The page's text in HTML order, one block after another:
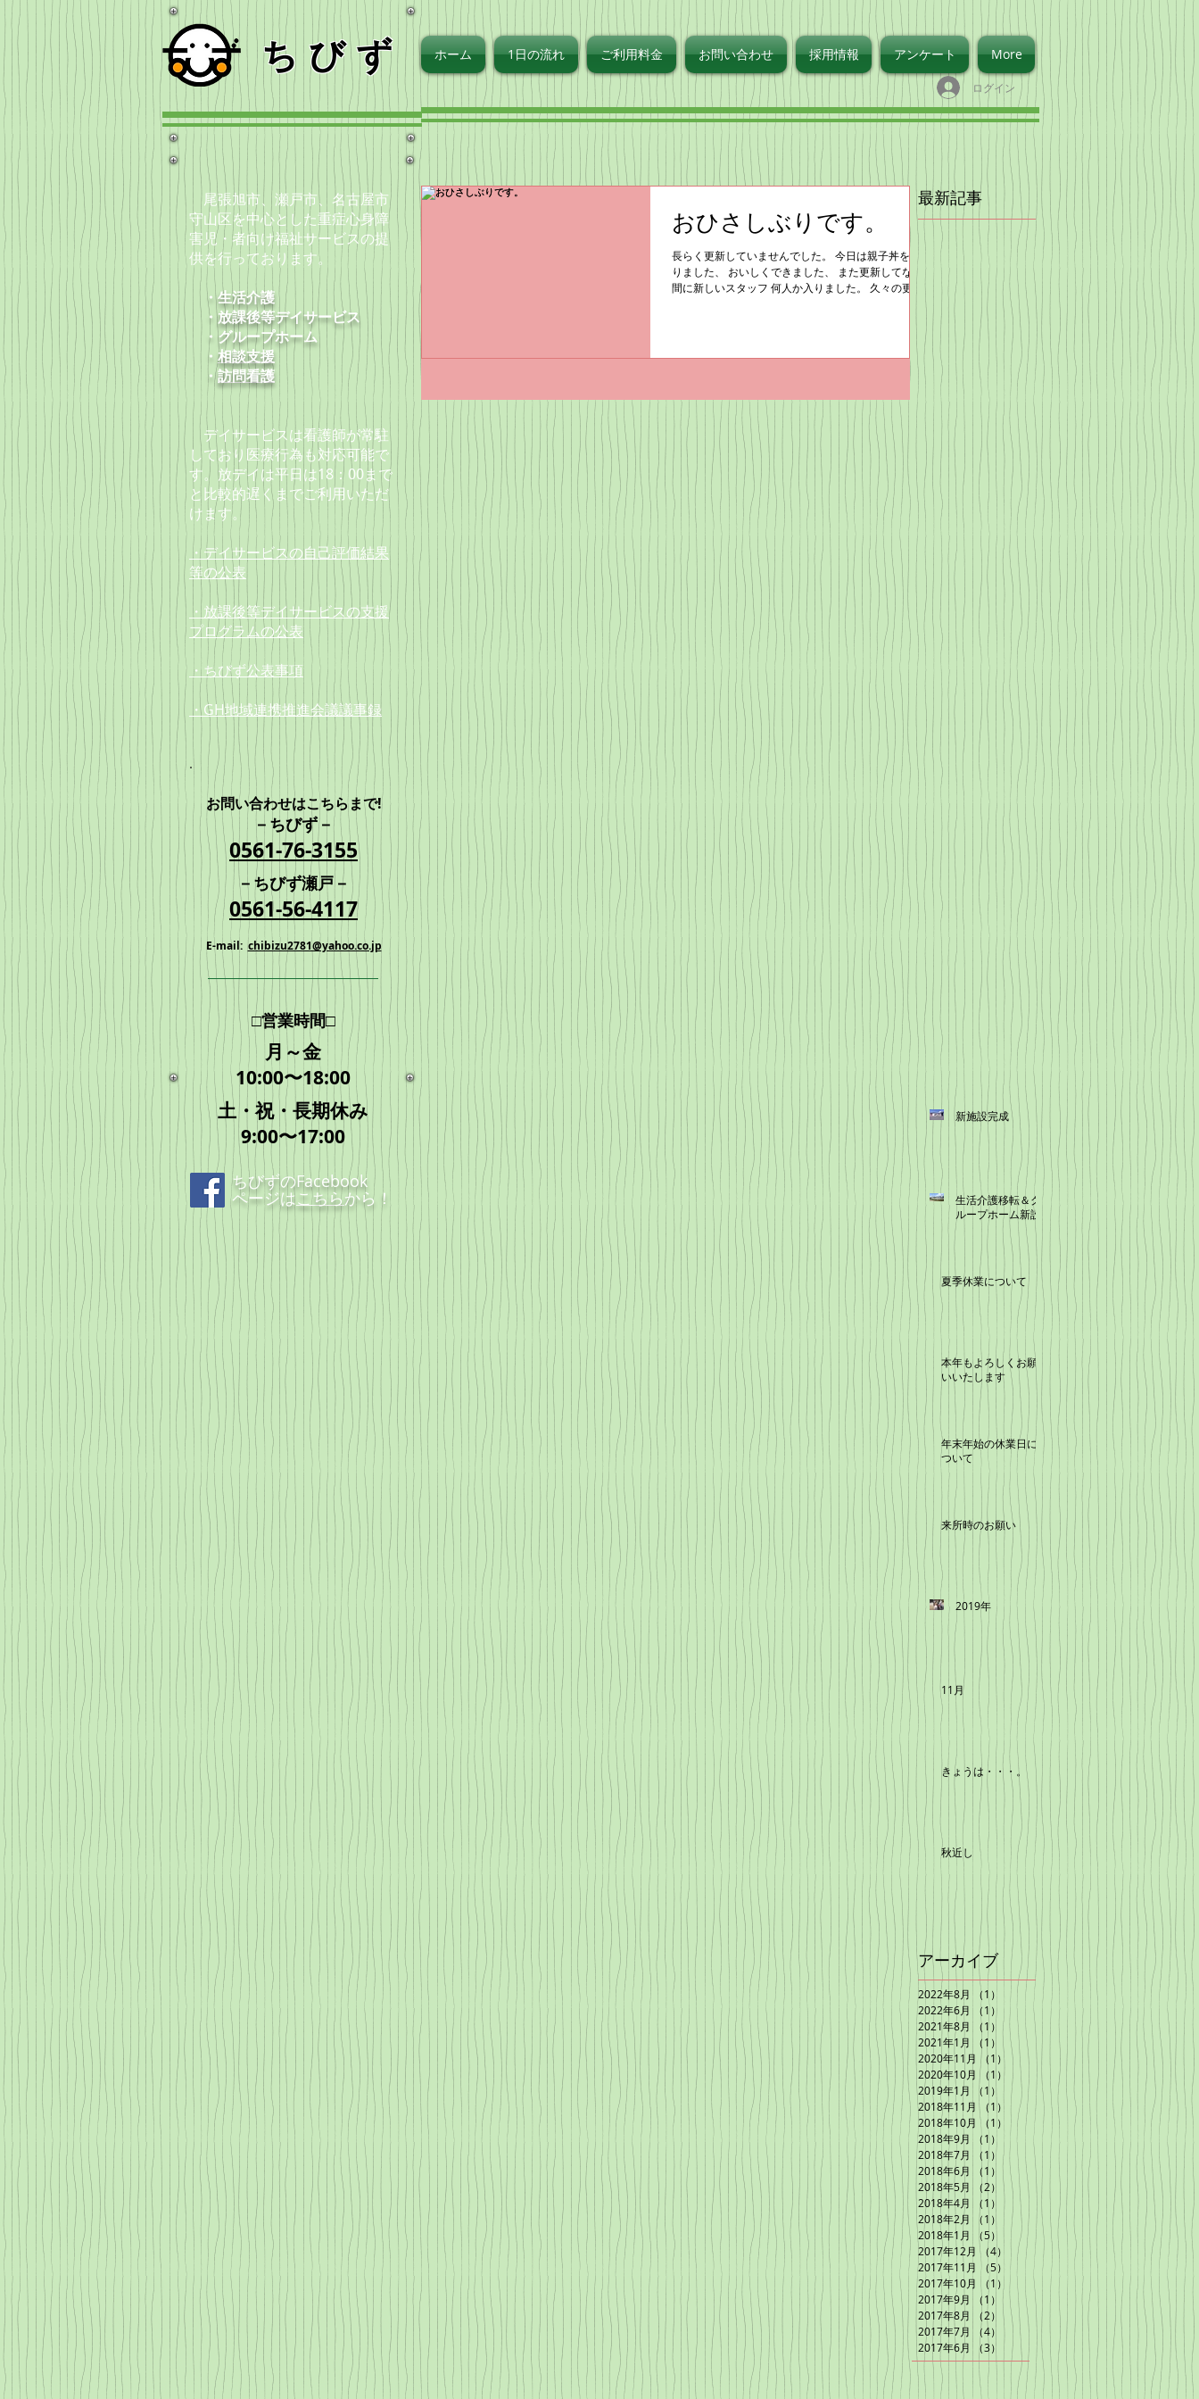
ちびず ホーム 1日の流れ ご利用料金 お問い合わせ 採用情報 アンケート More
ログイン
おひさしぶりです。
長らく更新していませんでした。 今日は親子丼を作
りました、 おいしくできました、 また更新してない
間に新しいスタッフ 何人か入りました。 久々の更新
最新記事
新施設完成
生活介護移転＆グ
ループホーム新設
夏季休業について
本年もよろしくお願
いいたします
年末年始の休業日に
ついて
来所時のお願い
2019年
11月
きょうは・・・。
秋近し
アーカイブ
2022年8月 （1）
1件の記事
2022年6月
（1）
1件の記事
2021年8月
（1） 1件の記事
2021年1月
（1）
1件の記事
2020年11月 （1）
1件の記事
2020年10月
（1）
2019年1月
（1）
1件の記事
2018年11月 （1）
1件の記事
2018年10月 （1）
1件の記事
2018年9月
（1）
2018年7月
（1） 1件の記事
2018年6月
（1）
1件の記事
2018年5月
（2） 2件の記事
2018年4月
（1）
1件の記事
2018年2月
（1）
1件の記事
2018年1月
（5）
5件の記事
2017年12月 （4）
4件の記事
2017年11月
（5）
5件の記事
2017年10月
（1）
1件の記事
2017年9月
（1）
1件の記事
2017年8月
（2） 2件の記事
2017年7月
（4）
2017年6月
（3） 3件の記事
尾張旭市、瀬戸市、名古屋市
守山区を中心とした重症心身障
害児・者向け福祉サービスの提
供を行っております。
・生活介護
・放課後等デイサービス
​ ・グループホーム
・ 相談支援
​ ・訪問看護
デイサービスは看護師が常駐
しており 医療行為も対応可能で
す。放デイは平日は18：00まで
と 比較的遅くまでご利用いただ
けます。
・デイサービスの自己評価結果
等の公表
・放課後等デイサービスの支援
プログラムの公表
・ちびず公表事項
・GH地域連携推進会議議事録
お問い合わせはこちらまで!
－ちびず－
​0561-76-3155
－ ちびず瀬戸 －
​0561-56-4117
E-mail:chibizu2781@yahoo.co.jp
□営業時間□
月～金
10:00〜18:00
土・祝・長期休み
9:00〜17:00
ちびずのFacebook
ページはこちらから！